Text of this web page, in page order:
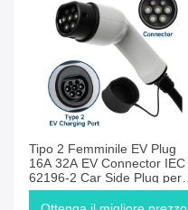
Tipo 2 Femminile EV Plug
16A 32A EV Connector IEC
62196-2 Car Side Plug per
veicolo elettrico